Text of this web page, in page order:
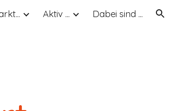
Aktiv ... Dabei sind ...